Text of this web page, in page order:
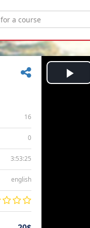
16
0
3:53:25
english